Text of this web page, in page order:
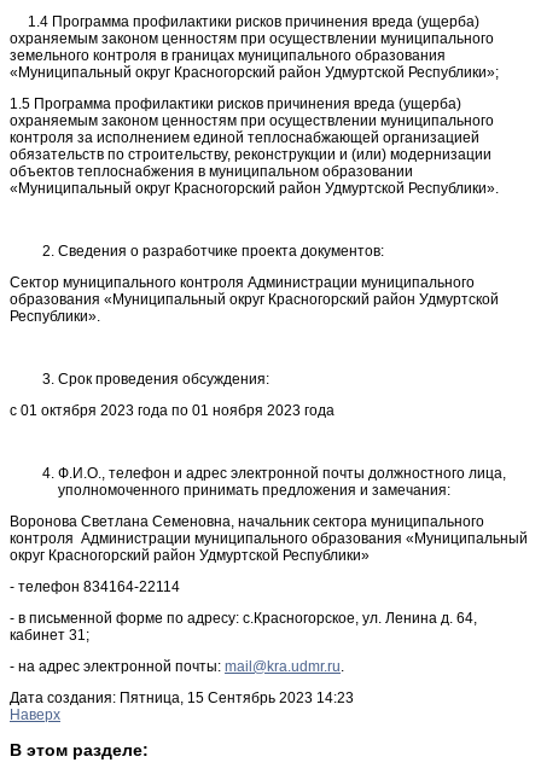
1.4 Программа профилактики рисков причинения вреда (ущерба)
охраняемым законом ценностям при осуществлении муниципального
земельного контроля в границах муниципального образования
«Муниципальный округ Красногорский район Удмуртской Республики»;
1.5 Программа профилактики рисков причинения вреда (ущерба)
охраняемым законом ценностям при осуществлении муниципального
контроля за исполнением единой теплоснабжающей организацией
обязательств по строительству, реконструкции и (или) модернизации
объектов теплоснабжения в муниципальном образовании
«Муниципальный округ Красногорский район Удмуртской Республики».
Сведения о разработчике проекта документов:
Сектор муниципального контроля Администрации муниципального
образования «Муниципальный округ Красногорский район Удмуртской
Республики».
Срок проведения обсуждения:
с 01 октября 2023 года по 01 ноября 2023 года
Ф.И.О., телефон и адрес электронной почты должностного лица,
уполномоченного принимать предложения и замечания:
Воронова Светлана Семеновна, начальник сектора муниципального
контроля Администрации муниципального образования «Муниципальный
округ Красногорский район Удмуртской Республики»
- телефон 834164-22114
- в письменной форме по адресу: с.Красногорское, ул. Ленина д. 64,
кабинет 31;
- на адрес электронной почты: mail@kra.udmr.ru.
Дата создания: Пятница, 15 Сентябрь 2023 14:23
Наверх
В этом разделе: